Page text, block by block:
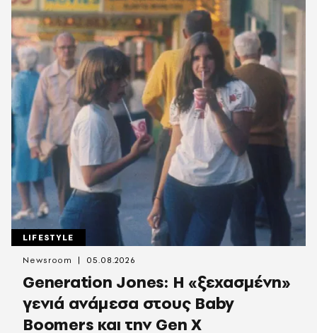
LIFESTYLE
Generation Jones: Η «ξεχασμένη»
γενιά ανάμεσα στους Baby
Boomers και την Gen X
Newsroom 05.08.2026